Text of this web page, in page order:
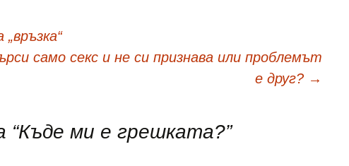
само секс и не си признава или проблемът
е друг? →
“Къде ми е грешката?”